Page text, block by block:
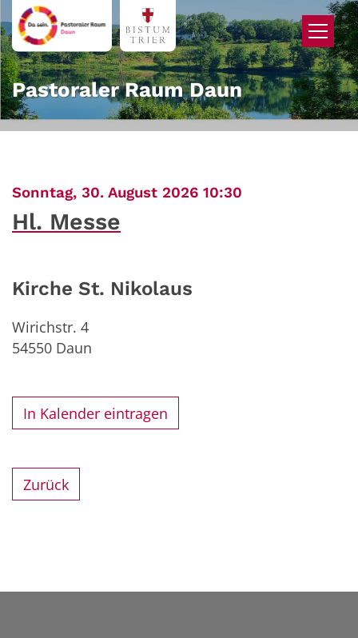
Zum Inhalt springen
Pastoraler Raum Daun
Sonntag, 30. August 2026 10:30
Hl. Messe
Kirche St. Nikolaus
Wirichstr. 4
54550 Daun
In Kalender eintragen
Zurück